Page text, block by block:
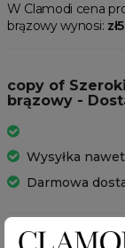
W Clamodi cena
brązowy wynosi:
copy of
brązowy -
Wysyłka
Darmowa